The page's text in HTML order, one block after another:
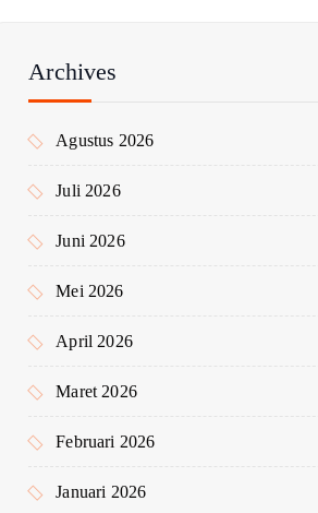
:
Archives
Agustus 2026
Juli 2026
Juni 2026
Mei 2026
April 2026
Maret 2026
Februari 2026
Januari 2026